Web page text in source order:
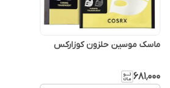
ماسک موسین حلزون کوزارکس
۶۸۱٬۰۰۰